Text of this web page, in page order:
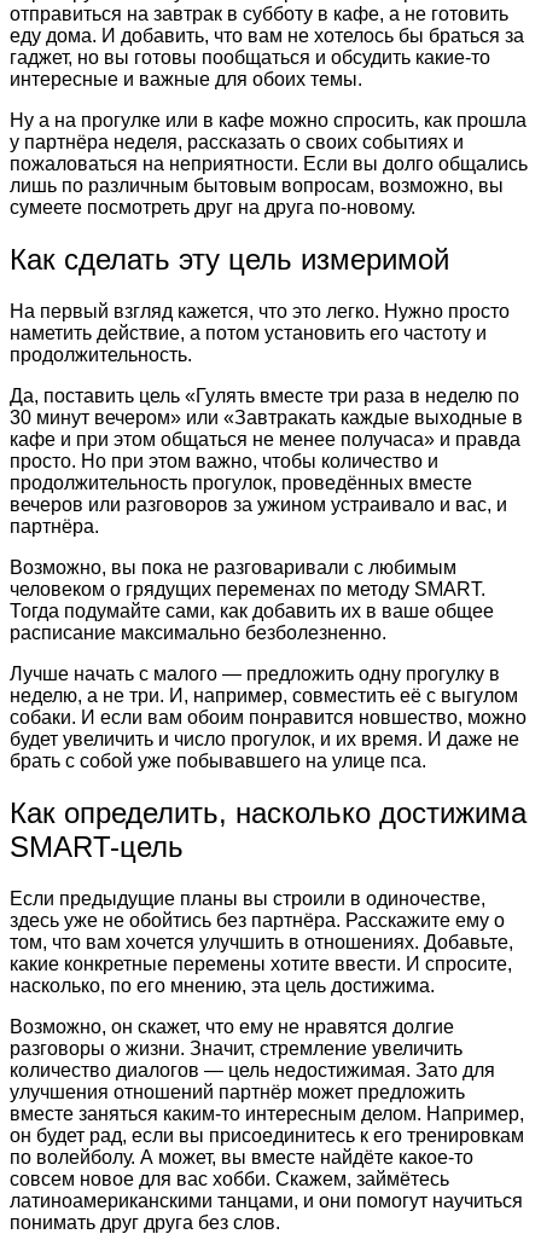
отправиться на завтрак в субботу в кафе, а не готовить
еду дома. И добавить, что вам не хотелось бы браться за
гаджет, но вы готовы пообщаться и обсудить какие-то
интересные и важные для обоих темы.
Ну а на прогулке или в кафе можно спросить, как прошла
у партнёра неделя, рассказать о своих событиях и
пожаловаться на неприятности. Если вы долго общались
лишь по различным бытовым вопросам, возможно, вы
сумеете посмотреть друг на друга по-новому.
Как сделать эту цель измеримой
На первый взгляд кажется, что это легко. Нужно просто
наметить действие, а потом установить его частоту и
продолжительность.
Да, поставить цель «Гулять вместе три раза в неделю по
30 минут вечером» или «Завтракать каждые выходные в
кафе и при этом общаться не менее получаса» и правда
просто. Но при этом важно, чтобы количество и
продолжительность прогулок, проведённых вместе
вечеров или разговоров за ужином устраивало и вас, и
партнёра.
Возможно, вы пока не разговаривали с любимым
человеком о грядущих переменах по методу SMART.
Тогда подумайте сами, как добавить их в ваше общее
расписание максимально безболезненно.
Лучше начать с малого — предложить одну прогулку в
неделю, а не три. И, например, совместить её с выгулом
собаки. И если вам обоим понравится новшество, можно
будет увеличить и число прогулок, и их время. И даже не
брать с собой уже побывавшего на улице пса.
Как определить, насколько достижима
SMART-цель
Если предыдущие планы вы строили в одиночестве,
здесь уже не обойтись без партнёра. Расскажите ему о
том, что вам хочется улучшить в отношениях. Добавьте,
какие конкретные перемены хотите ввести. И спросите,
насколько, по его мнению, эта цель достижима.
Возможно, он скажет, что ему не нравятся долгие
разговоры о жизни. Значит, стремление увеличить
количество диалогов — цель недостижимая. Зато для
улучшения отношений партнёр может предложить
вместе заняться каким-то интересным делом. Например,
он будет рад, если вы присоединитесь к его тренировкам
по волейболу. А может, вы вместе найдёте какое-то
совсем новое для вас хобби. Скажем, займётесь
латиноамериканскими танцами, и они помогут научиться
понимать друг друга без слов.